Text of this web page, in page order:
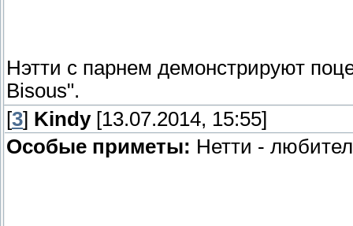
Нэтти с парнем демонстрируют
Bisous".
[3] Kindy[13.07.2014, 15:55]
Особые приметы: Нетти -